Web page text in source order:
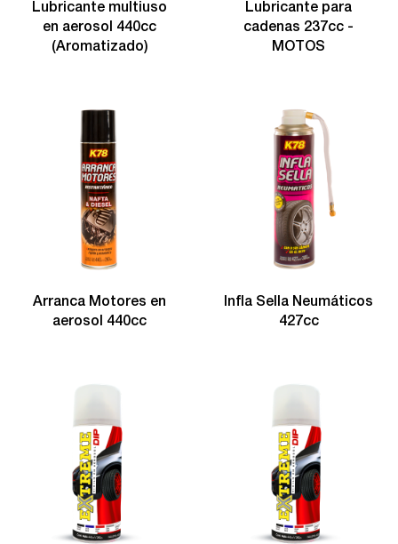
Lubricante multiuso
en aerosol 440cc
(Aromatizado)
Lubricante para
cadenas 237cc -
MOTOS
Arranca Motores en
aerosol 440cc
Infla Sella Neumáticos
427cc